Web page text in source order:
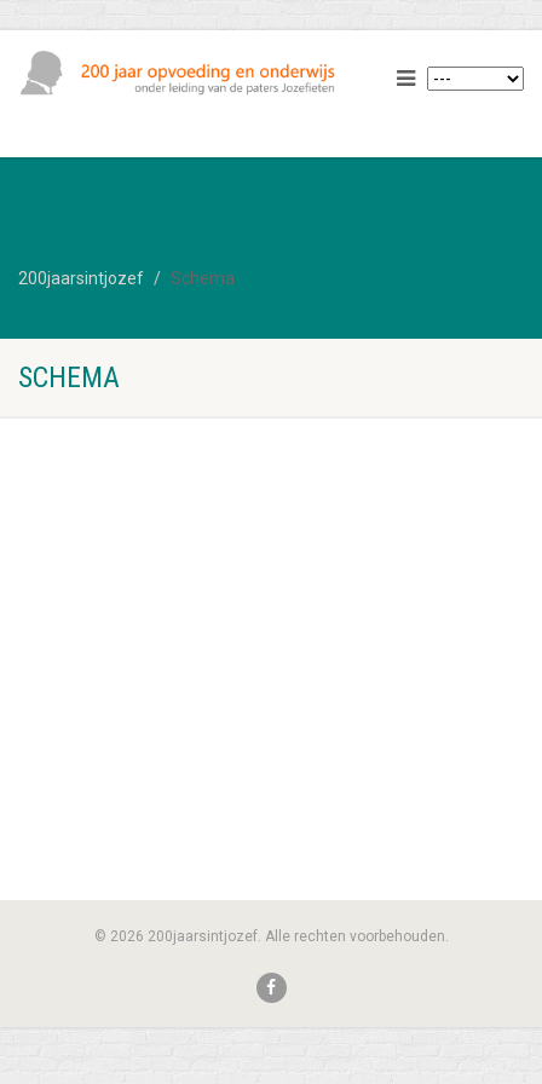
200jaarsintjozef Schema
SCHEMA
© 2026 200jaarsintjozef. Alle rechten voorbehouden.